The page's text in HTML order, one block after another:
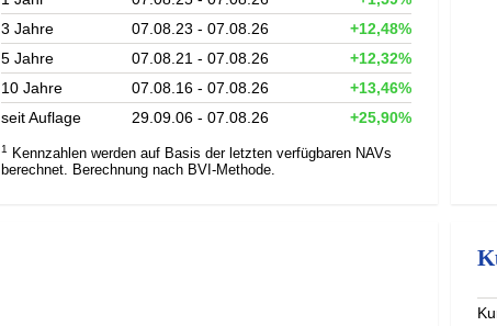
3 Jahre
07.08.23 - 07.08.26
+12,48%
5 Jahre
07.08.21 - 07.08.26
+12,32%
10 Jahre
07.08.16 - 07.08.26
+13,46%
seit Auflage
29.09.06 - 07.08.26 +25,90%
1
Kennzahlen werden auf Basis der letzten verfügbaren NAVs
berechnet. Berechnung nach BVI-Methode.